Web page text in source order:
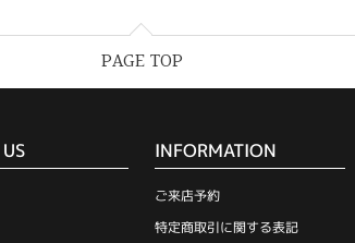
PAGE TOP
INFORMATION
ご来店予約
特定商取引に関する表記